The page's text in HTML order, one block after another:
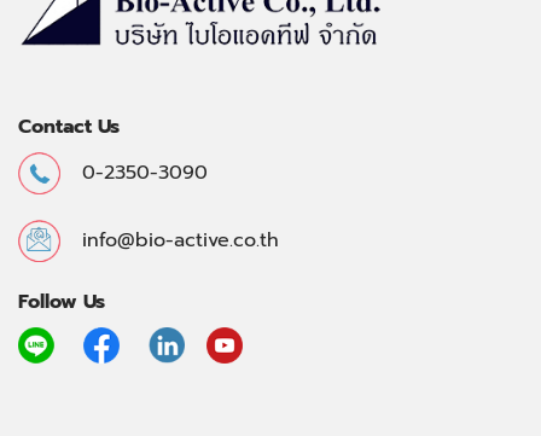
Contact Us
0-2350-3090
info@bio-active.co.th
Follow Us